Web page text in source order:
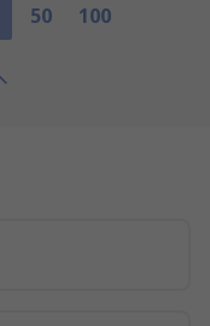
50 100